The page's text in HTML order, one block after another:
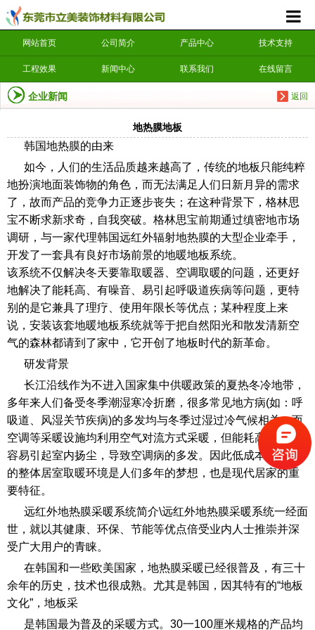
网站首页 公司简介 产品中心 技术支持
工程效果 新闻中心 联系我们 在线留言
返回
企业新闻
地热膜地板
韩国地热膜的由来
如今，人们的生活品质越来越高了，传统的地板只能纯粹
地扮演地面装饰物的角色，而无法满足人们日新月异的需求
了，故而产品的竞争力正逐步丧失；在这种背景下，格林思
宝不断求新求奇，自我突破。格林思宝前期通过缜密地市场
调研，与一家代理韩国远红外辐射地热膜的大型企业牵手，
开发了一套具有良好市场前景的地暖地板系统。
该系统不仅解决冬天要靠取暖器、空调取暖的问题，还更好
地解决了能耗高、有噪音、易引起呼吸道疾病等问题，更特
别的是它兼具了理疗、使用年限长等优点；某种程度上来
说，安装该套地暖地板系统就等于把自然阳光和散发清新空
气的森林都请到了家中，它开创了地板时代的新革命。
研发背景
长江沿线作为不进入国家集中供暖政策的夏热冬冷地带，
多年来人们备受冬季潮湿寒冷折磨，很多常见地方病(如：呼
吸道、风湿关节疾病)的多发均与冬季过湿过冷气候相关。而
空调等采暖设施均利用空气对流方式采暖，但能耗高，而且
容易引起室内扬尘，导致空调病的多发。因此低成本高品质
的整体居室取暖环境是人们多年的梦想，也是现代居家的重
要特征。
远红外地热膜采暖系统简介\远红外地热膜采暖系统一经面
世，就以其健康、环保、节能等优点倍受业内人士推崇并深
受广大用户的青睐。
在韩国和一些欧美国家，地热膜采暖已经很普及，有三十
余年的历史，技术也很成熟。尤其是韩国，因其特有的“地板
文化”，地板采
是韩国最为普及的采暖方式。30一100厘米规格的产品均